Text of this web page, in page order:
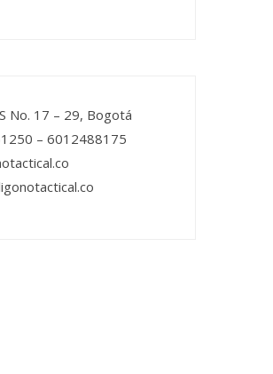
No. 17 – 29, Bogotá
– 6012488175